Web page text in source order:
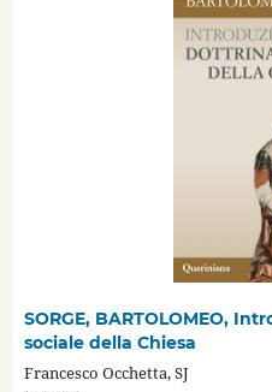
SORGE, BARTOLOMEO,
sociale della Chiesa
Francesco Occhetta, SJ